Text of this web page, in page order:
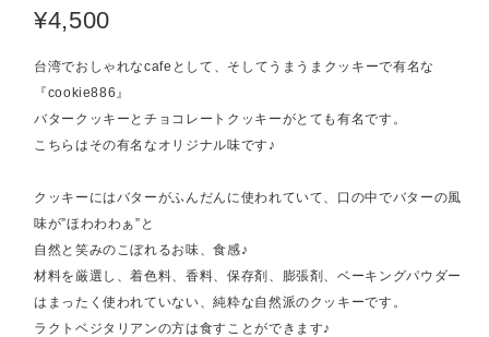
¥4,500
台湾でおしゃれなcafeとして、そしてうまうまクッキーで有名な
『cookie886』
バタークッキーとチョコレートクッキーがとても有名です。
こちらはその有名なオリジナル味です♪
クッキーにはバターがふんだんに使われていて、口の中でバターの風
味が”ほわわわぁ”と
自然と笑みのこぼれるお味、食感♪
材料を厳選し、着色料、香料、保存剤、膨張剤、ベーキングパウダー
はまったく使われていない、純粋な自然派のクッキーです。
ラクトベジタリアンの方は食すことができます♪